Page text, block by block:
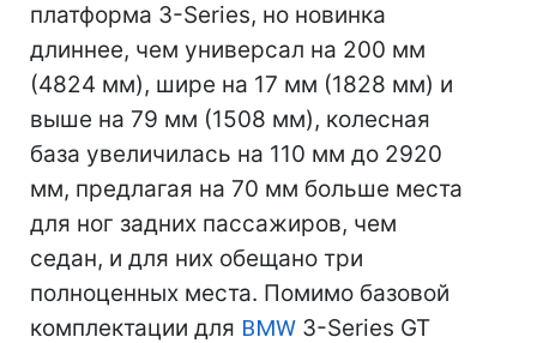
платформа 3-Series, но новинка
длиннее, чем универсал на 200 мм
(4824 мм), шире на 17 мм (1828 мм) и
выше на 79 мм (1508 мм), колесная
база увеличилась на 110 мм до 2920
мм, предлагая на 70 мм больше места
для ног задних пассажиров, чем
седан, и для них обещано три
полноценных места. Помимо базовой
комплектации для BMW 3-Series GT